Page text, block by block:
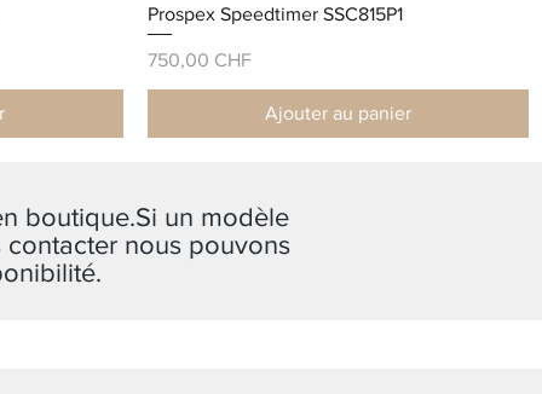
Prospex Speedtimer SSC815P1
Prix
750,00 CHF
Ajouter au panier
boutique.Si un modèle
contacter nous pouvons